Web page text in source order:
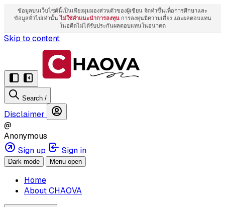
ข้อมูลบนเว็บไซต์นี้เป็นเพียงมุมมองส่วนตัวของผู้เขียน จัดทำขึ้นเพื่อการศึกษาและ
ข้อมูลทั่วไปเท่านั้นไม่ใช่คำแนะนำการลงทุนการลงทุนมีความเสี่ยง และผลตอบแทน
ในอดีตไม่ได้รับประกันผลตอบแทนในอนาคต
Skip to content
Search /
Disclaimer
@
Anonymous
Sign up
Sign in
Dark mode Menu open
Home
About CHAOVA